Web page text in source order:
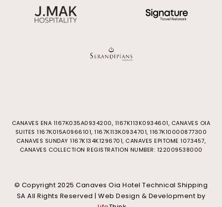
CANAVES ENA 1167Κ035Α0934200, 1167K113K0934601, CANAVES OIA
SUITES 1167Κ015Α0966101, 1167Κ113Κ0934701, 1167Κ10000877300
CANAVES SUNDAY 1167K134K1296701, CANAVES EPITOME 1073457,
CANAVES COLLECTION REGISTRATION NUMBER: 122009538000
© Copyright 2025 Canaves Oia Hotel Technical Shipping
SA All Rights Reserved | Web Design & Development by